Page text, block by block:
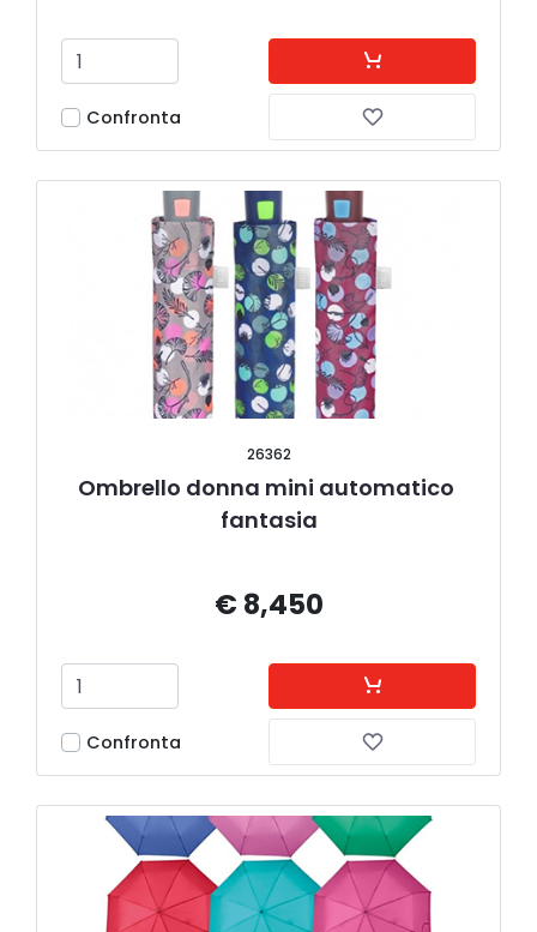
Confronta
26362
Ombrello donna mini automatico
fantasia
€ 8,450
Confronta